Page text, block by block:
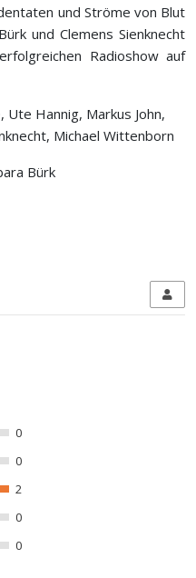
und Ströme von Blut
und Clemens Sienknecht
Radioshow auf
Ute Hannig, Markus John,
Michael Wittenborn
Bürk
0
0
2
0
0